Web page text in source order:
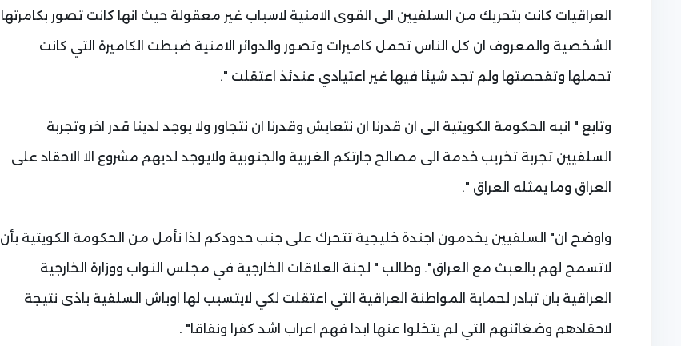
العراقيات كانت بتحريك من السلفيين الى القوى الامنية لاسباب غير معقولة حيث انها كانت تصور بكامرتها
الشخصية والمعروف ان كل الناس تحمل كاميرات وتصور والدوائر الامنية ضبطت الكاميرة التي كانت
تحملها وتفحصتها ولم تجد شيئا فيها غير اعتيادي عندئذ اعتقلت ".
وتابع " انبه الحكومة الكويتية الى ان قدرنا ان نتعايش وقدرنا ان نتجاور ولا يوجد لدينا قدر اخر وتجربة
السلفيين تجربة تخريب خدمة الى مصالح جارتكم الغربية والجنوبية ولايوجد لديهم مشروع الا الاحقاد على
العراق وما يمثله العراق ".
واوضح ان" السلفيين يخدمون اجندة خليجية تتحرك على جنب حدودكم لذا نأمل من الحكومة الكويتية بأن
لاتسمح لهم بالعبث مع العراق". وطالب " لجنة العلاقات الخارجية في مجلس النواب ووزارة الخارجية
العراقية بان تبادر لحماية المواطنة العراقية التي اعتقلت لكي لايتسبب لها اوباش السلفية باذى نتيجة
لاحقادهم وضغائنهم التي لم يتخلوا عنها ابدا فهم اعراب اشد كفرا ونفاقا" .